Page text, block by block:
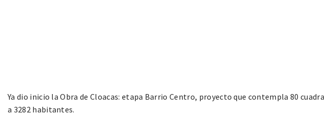
Ya dio inicio la Obra de Cloacas: etapa Barrio Centro, proyecto que contempla 80
a 3282 habitantes.